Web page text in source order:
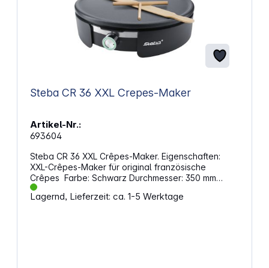
Steba CR 36 XXL Crepes-Maker
Artikel-Nr.:
693604
Steba CR 36 XXL Crêpes-Maker. Eigenschaften:
XXL-Crêpes-Maker für original französische
Crêpes Farbe: Schwarz Durchmesser: 350 mm
Stufenlose Temperaturregelung für optimale
Bräunung Entnehmbare und antihaftbeschichtete
Lagernd, Lieferzeit: ca. 1-5 Werktage